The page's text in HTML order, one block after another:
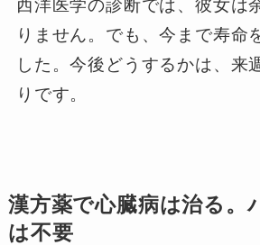
西洋医学の診断では、彼女は
りません。でも、今まで寿命
した。今後どうするかは、来
りです。
漢方薬で心臓病は治る。
は不要